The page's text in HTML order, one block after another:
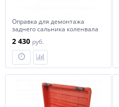
Оправка для демонтажа
заднего сальника коленвала
2 430 руб.